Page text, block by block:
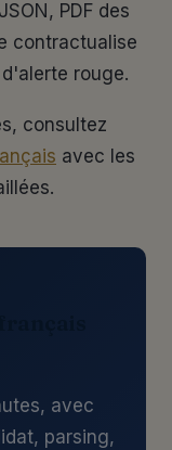
PDF des
contractualise
rouge.
consultez
avec les
avec
parsing,